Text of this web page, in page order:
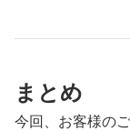
まとめ
今回、お客様の